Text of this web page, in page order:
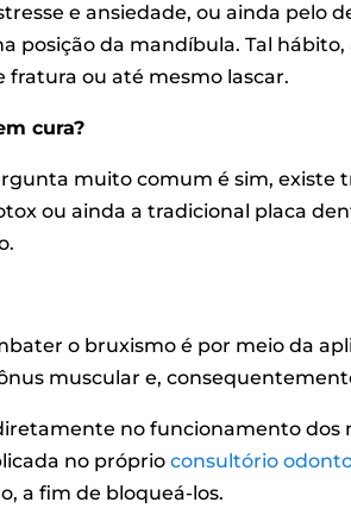
e ansiedade, ou ainda pelo
posição da mandíbula. Tal
fratura ou até mesmo lascar.
cura?
muito comum é sim, existe
ou ainda a tradicional placa
o bruxismo é por meio da
muscular e,
no funcionamento dos
no próprioconsultório
a fim de bloqueá-los.